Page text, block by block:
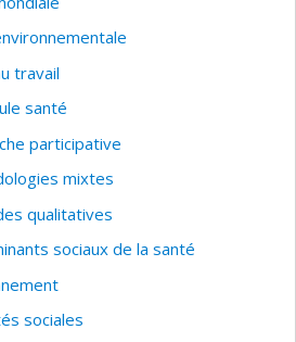
travail
santé
participative
mixtes
qualitatives
sociaux de la santé
sociales